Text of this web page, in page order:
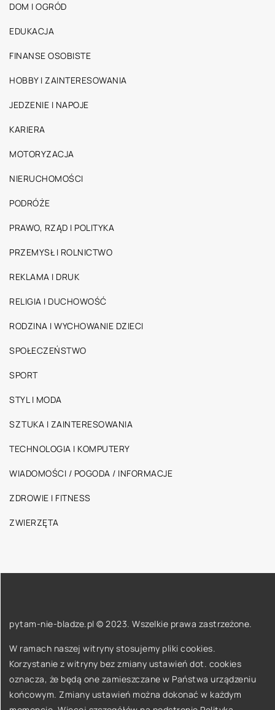
DOM I OGRÓD
EDUKACJA
FINANSE OSOBISTE
HOBBY I ZAINTERESOWANIA
JEDZENIE I NAPOJE
KARIERA
MOTORYZACJA
NIERUCHOMOŚCI
PODRÓŻE
PRAWO, RZĄD I POLITYKA
PRZEMYSŁ I ROLNICTWO
REKLAMA I DRUK
RELIGIA I DUCHOWOŚĆ
RODZINA I WYCHOWANIE DZIECI
SPOŁECZEŃSTWO
SPORT
STYL I MODA
SZTUKA I ZAINTERESOWANIA
TECHNOLOGIA I KOMPUTERY
WIADOMOŚCI / POGODA / INFORMACJE
ZDROWIE I FITNESS
ZWIERZĘTA
pytam-nie-bladze.pl © 2023. Wszelkie prawa zastrzeżone.
W ramach naszej witryny stosujemy pliki cookies.
Korzystanie z witryny bez zmiany ustawień dot. cookies
oznacza, że będą one zamieszczane w Państwa urządzeniu
końcowym. Zmiany ustawień można dokonać w każdym